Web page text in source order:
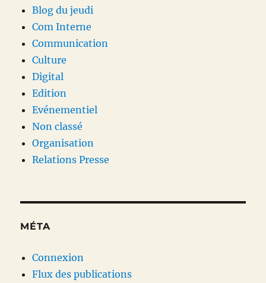
Blog du jeudi
Com Interne
Communication
Culture
Digital
Edition
Evénementiel
Non classé
Organisation
Relations Presse
MÉTA
Connexion
Flux des publications